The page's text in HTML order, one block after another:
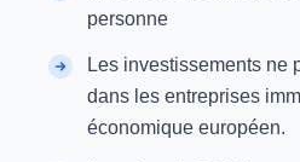
personne
Les investissements ne
dans les entreprises
économique européen.